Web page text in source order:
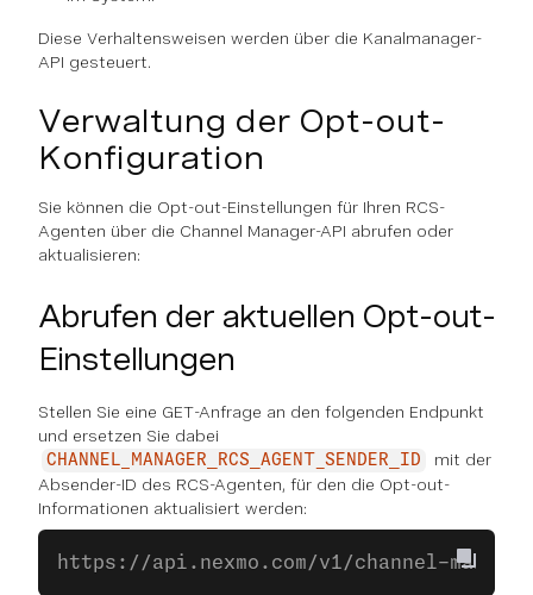
Diese Verhaltensweisen werden über die Kanalmanager-
API gesteuert.
Verwaltung der Opt-out-
Konfiguration
Sie können die Opt-out-Einstellungen für Ihren RCS-
Agenten über die Channel Manager-API abrufen oder
aktualisieren:
Abrufen der aktuellen Opt-out-
Einstellungen
Stellen Sie eine GET-Anfrage an den folgenden Endpunkt
und ersetzen Sie dabei
CHANNEL_MANAGER_RCS_AGENT_SENDER_ID
mit der
Absender-ID des RCS-Agenten, für den die Opt-out-
Informationen aktualisiert werden:
https://api.nexmo.com/v1/channel-manager/